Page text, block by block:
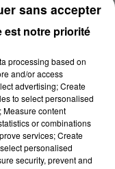
est notre priorité
processing based on
and/or access
advertising; Create
to select personalised
Measure content
or combinations
services; Create
personalised
security, prevent and
sans accepter